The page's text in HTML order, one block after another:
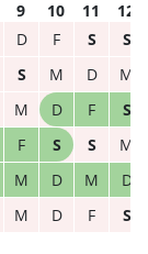
9 10 11
12
D F S
S
S M D
M
M D F
S
F S S
M
M D M
D
M D F S